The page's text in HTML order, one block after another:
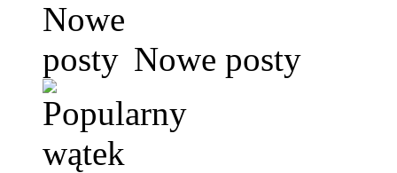
Nowe posty